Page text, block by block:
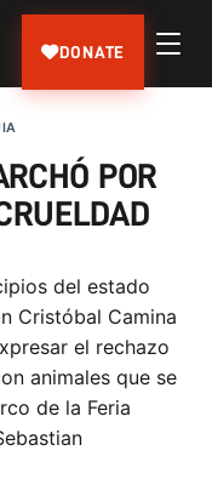
DONATE
POR
del estado
Cristóbal Camina
el rechazo
animales que se
de la Feria